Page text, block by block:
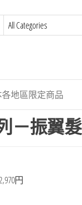
各地區限定商品
－振翼髮
円